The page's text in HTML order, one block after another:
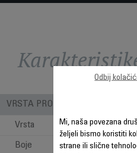
VRSTA PROIZVODA
Vrsta
Boje
Mi, naša povezana
željeli bismo koristiti
strane ili slične
Odbij